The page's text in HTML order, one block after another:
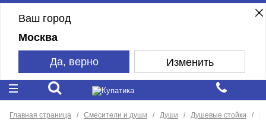
Ваш город
Москва
Да, верно Изменить
Главная страница Смесители и души Души Душевые стойки